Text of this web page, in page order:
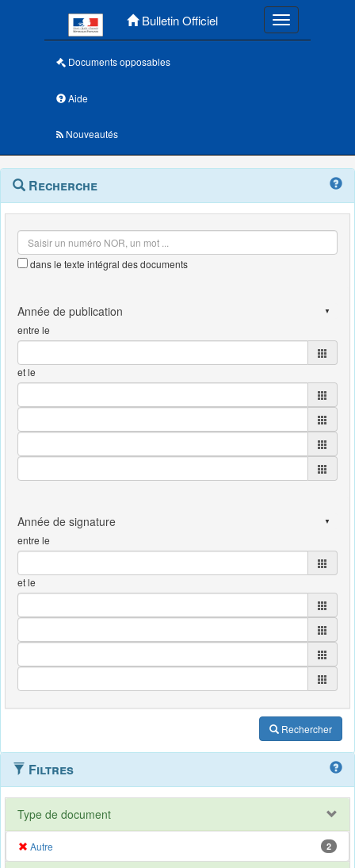
Bulletin Officiel Toggle
Documents opposables
Aide
Nouveautés
Navigation
outils
Menu
contextuel
Recherche
dans le texte intégral des documents
entre le
et le
entre le
et le
Rechercher
Filtres
Type de document
Autre 2